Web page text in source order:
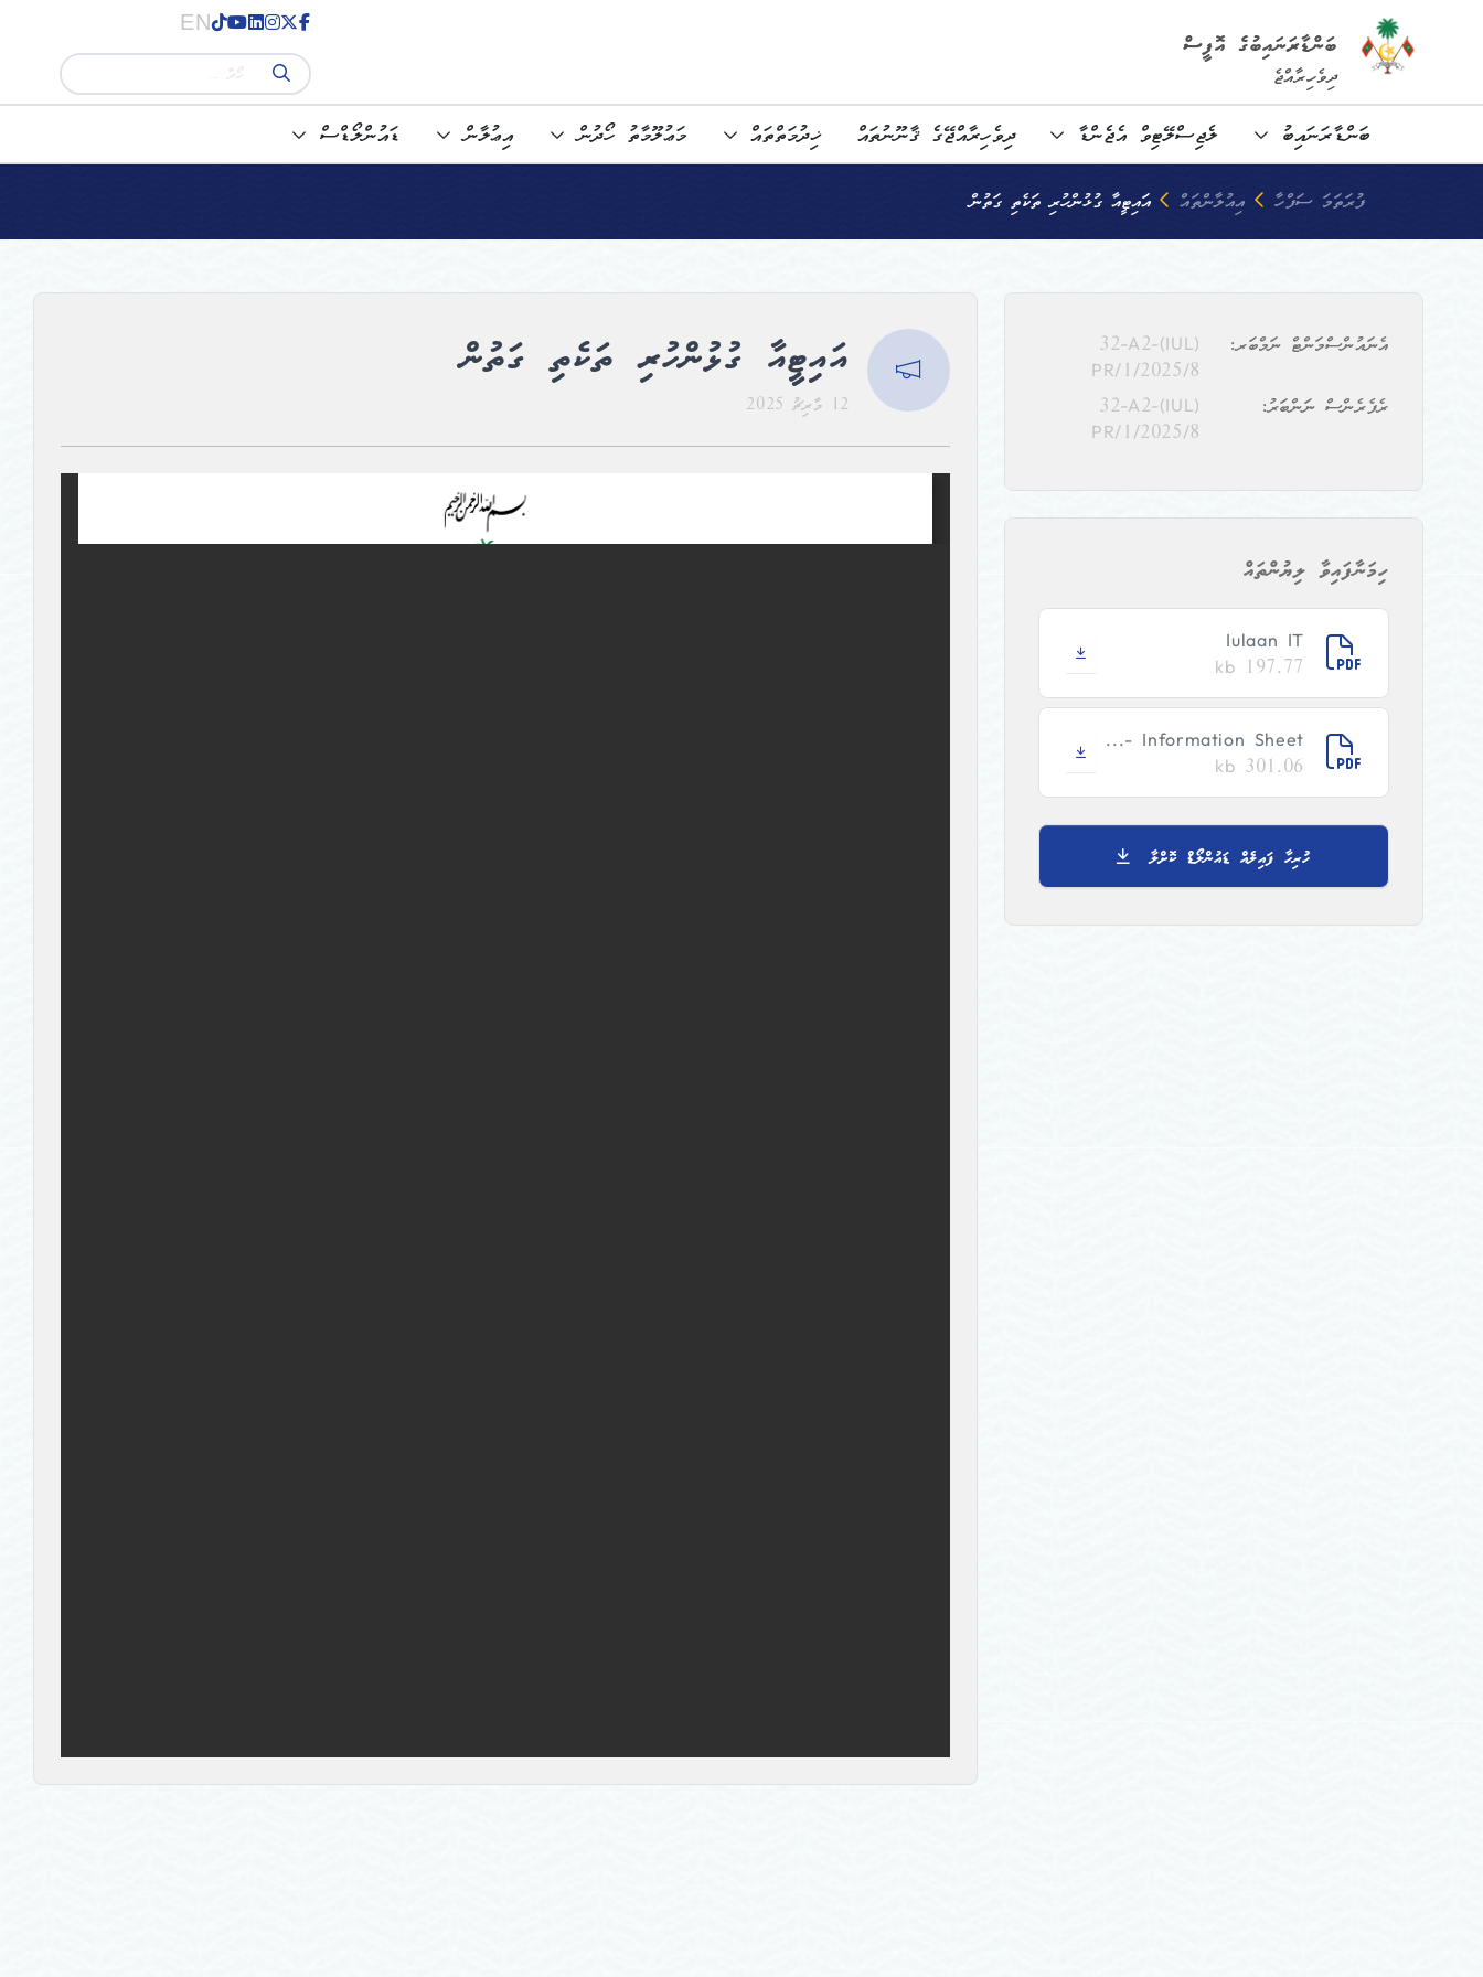
ބަންޑާރަނައިބުގެ އޮފީސް
ދިވެހިރާއްޖެ
EN
ބަންޑާރަނައިބު ލެޖިސްލޭޓިވް އެޖެންޑާ ދިވެހިރާއްޖޭގެ ޤާނޫނުތައް ޚިދުމަތްތައް މަޢުލޫމާތު ހޯދުން އިޢުލާން ޑައުންލޯޑްސް
ފުރަތަމަ ސަފްހާ އިއުލާންތައް އައިޓީއާ ގުޅުންހުރި ތަކެތި ގަތުން
އެނައުންސްމަންޓް ނަމްބަރ:
(IUL)32-A2-
PR/1/2025/8
ރެފެރެންސް ނަންބަރު:
(IUL)32-A2-
PR/1/2025/8
ހިމަނާފައިވާ ލިޔުންތައް
Iulaan IT
197.77 kb
Information Sheet -...
301.06 kb
ހުރިހާ ފައިލެއް ޑައުންލޯޑް ކޮށްލާ
އައިޓީއާ ގުޅުންހުރި ތަކެތި ގަތުން
12 މާރިޗު 2025